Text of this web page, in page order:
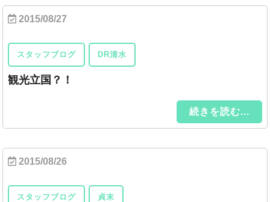
2015/08/27
スタッフブログ DR清水
観光立国？！
続きを読む...
2015/08/26
スタッフブログ 貞末